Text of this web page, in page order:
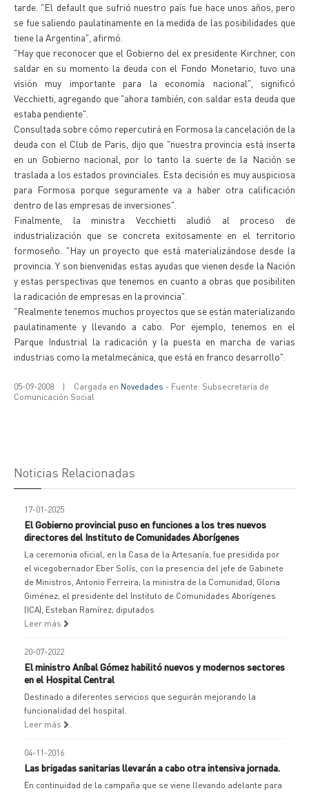
tarde. "El default que sufrió nuestro país fue hace unos años, pero
se fue saliendo paulatinamente en la medida de las posibilidades que
tiene la Argentina", afirmó.
"Hay que reconocer que el Gobierno del ex presidente Kirchner, con
saldar en su momento la deuda con el Fondo Monetario, tuvo una
visión muy importante para la economía nacional", significó
Vecchietti, agregando que "ahora también, con saldar esta deuda que
estaba pendiente".
Consultada sobre cómo repercutirá en Formosa la cancelación de la
deuda con el Club de Paris, dijo que "nuestra provincia está inserta
en un Gobierno nacional, por lo tanto la suerte de la Nación se
traslada a los estados provinciales. Esta decisión es muy auspiciosa
para Formosa porque seguramente va a haber otra calificación
dentro de las empresas de inversiones".
Finalmente, la ministra Vecchietti aludió al proceso de
industrialización que se concreta exitosamente en el territorio
formoseño. "Hay un proyecto que está materializándose desde la
provincia. Y son bienvenidas estas ayudas que vienen desde la Nación
y estas perspectivas que tenemos en cuanto a obras que posibiliten
la radicación de empresas en la provincia".
"Realmente tenemos muchos proyectos que se están materializando
paulatinamente y llevando a cabo. Por ejemplo, tenemos en el
Parque Industrial la radicación y la puesta en marcha de varias
industrias como la metalmecánica, que está en franco desarrollo".
05-09-2008 | Cargada en Novedades - Fuente: Subsecretaría de
Comunicación Social
Noticias Relacionadas
17-01-2025
El Gobierno provincial puso en funciones a los tres nuevos
directores del Instituto de Comunidades Aborígenes
La ceremonia oficial, en la Casa de la Artesanía, fue presidida por
el vicegobernador Eber Solís, con la presencia del jefe de Gabinete
de Ministros, Antonio Ferreira; la ministra de la Comunidad, Gloria
Giménez; el presidente del Instituto de Comunidades Aborígenes
(ICA), Esteban Ramírez; diputados
Leer más
20-07-2022
El ministro Aníbal Gómez habilitó nuevos y modernos sectores
en el Hospital Central
Destinado a diferentes servicios que seguirán mejorando la
funcionalidad del hospital.
Leer más
04-11-2016
Las brigadas sanitarias llevarán a cabo otra intensiva jornada.
En continuidad de la campaña que se viene llevando adelante para